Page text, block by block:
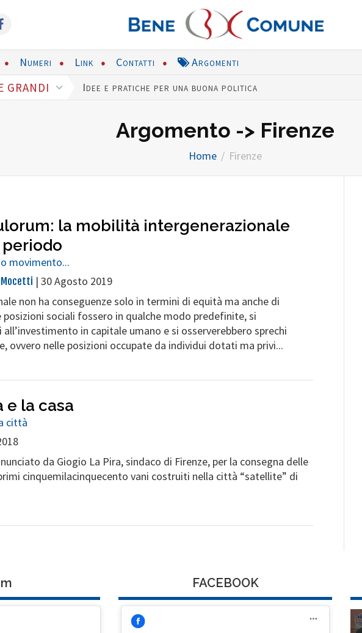
Numeri Link Contatti Argomenti
GRANDI Idee e pratiche per una buona politica
Argomento -> Firenze
Home Firenze
la mobilità intergenerazionale
movimento...
Mocetti | 30 Agosto 2019
non ha conseguenze solo in termini di equità ma anche di
sociali fossero in qualche modo predefinite, si
in capitale umano e si osserverebbero sprechi
ovvero nelle posizioni occupate da individui dotati ma privi...
e la casa
città
da Giogio La Pira, sindaco di Firenze, per la consegna delle
cinquemilacinquecento vani costruiti nella città “satellite” di
FACEBOOK